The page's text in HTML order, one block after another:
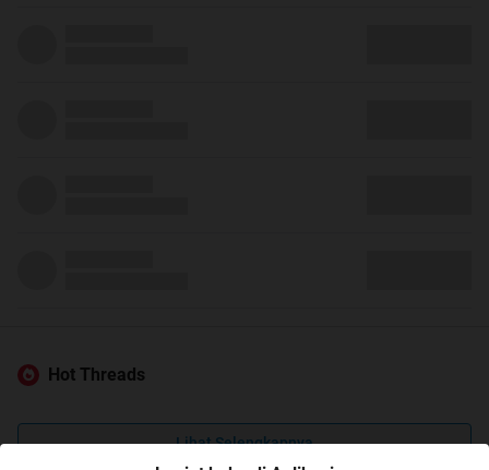
Hot Threads
Lihat Selengkapnya